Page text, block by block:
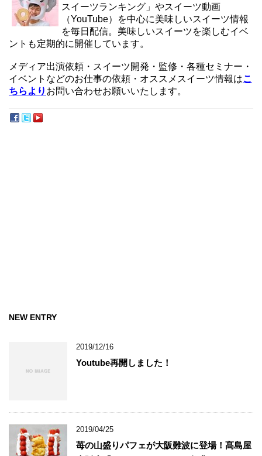
スイーツランキング」やスイーツ動画
（YouTube）を中心に美味しいスイーツ情報
を毎日配信。美味しいスイーツを楽しむイベ
ントも定期的に開催しています。
メディア出演依頼・スイーツ開発・監修・各種セミナー・
イベントなどのお仕事の依頼・オススメスイーツ情報はこ
ちらより お問い合わせお願いいたします。
NEW ENTRY
2019/12/16
Youtube再開しました！
2019/04/25
苺の山盛りパフェが大阪難波に登場！髙島屋